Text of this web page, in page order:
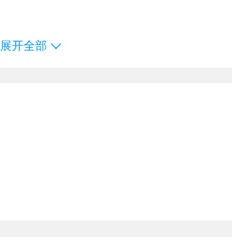
给侄子挑衣服还大胆！你说这蓝色是
展开全部